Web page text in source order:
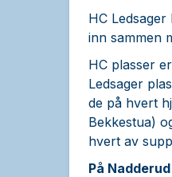
HC
inn sammen
HC plasser
Ledsager
de på hvert
Bekkestua)
hvert av
På